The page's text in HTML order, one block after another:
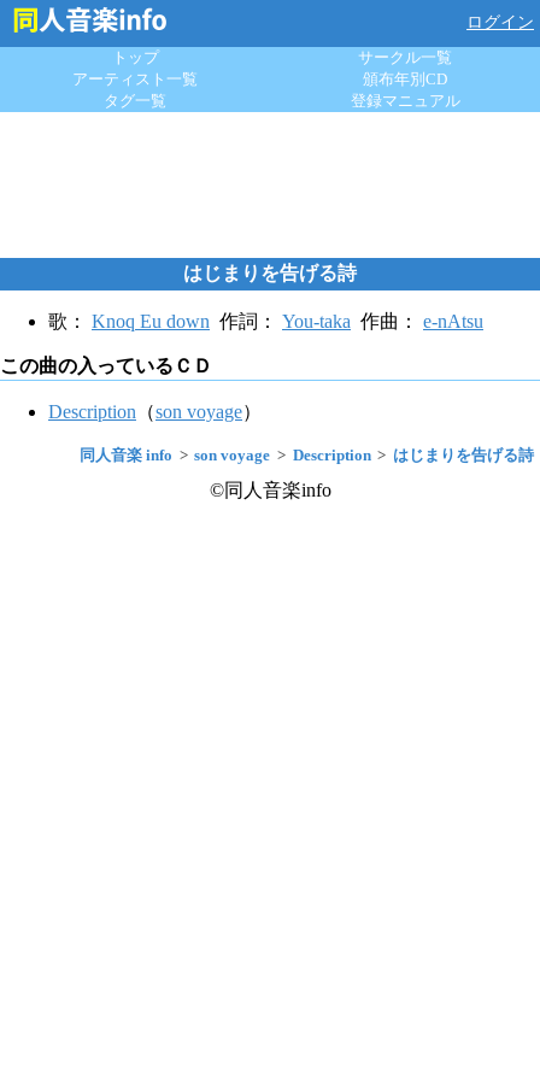
ログイン
トップ
サークル一覧
アーティスト一覧
頒布年別CD
タグ一覧
登録マニュアル
はじまりを告げる詩
歌： Knoq Eu down 作詞： You-taka 作曲： e-nAtsu
この曲の入っているＣＤ
Description （son voyage）
同人音楽 info son voyage Description はじまりを告げる詩
©同人音楽info